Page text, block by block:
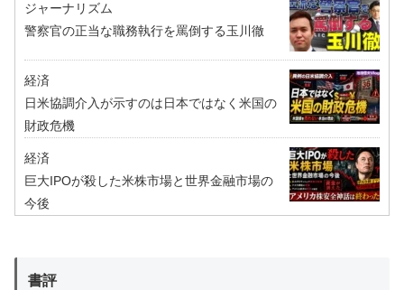
ジャーナリズム
警察官の正当な職務執行を罵倒する玉川徹
経済
日米協調介入が示すのは日本ではなく米国の
財政危機
経済
巨大IPOが殺した米株市場と世界金融市場の
今後
書評